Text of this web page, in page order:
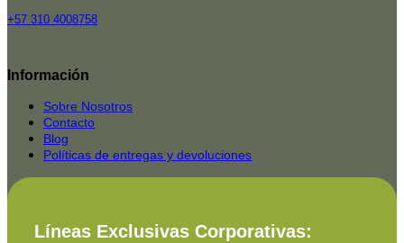
+57 310 4008758
Rated
2025-
Información
Sobre Nosotros
Contacto
Blog
Políticas de entregas y devoluciones
Líneas Exclusivas Corporativas: